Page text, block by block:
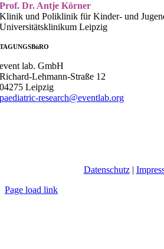
Prof. Dr. Antje Körner
Klinik und Poliklinik für Kinder- und
Universitätsklinikum Leipzig
TAGUNGSBüRO
event lab. GmbH
Richard-Lehmann-Straße 12
04275 Leipzig
paediatric-research@eventlab.org
Datenschutz|
Page load link